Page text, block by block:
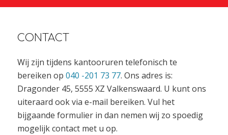
CONTACT
Wij zijn tijdens kantooruren telefonisch te
bereiken op 040 -201 73 77. Ons adres is:
Dragonder 45, 5555 XZ Valkenswaard. U kunt ons
uiteraard ook via e-mail bereiken. Vul het
bijgaande formulier in dan nemen wij zo spoedig
mogelijk contact met u op.